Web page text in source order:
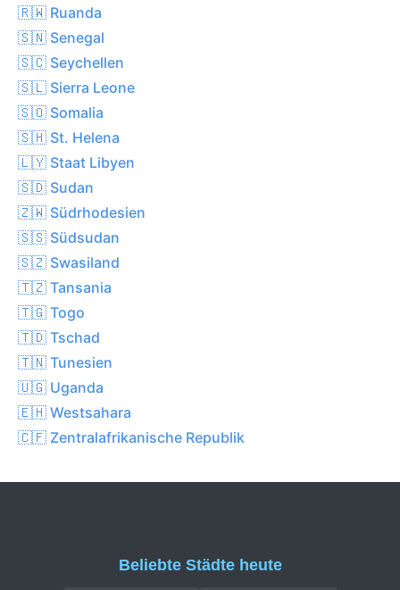
🇷🇼 Ruanda
🇸🇳 Senegal
🇸🇨 Seychellen
🇸🇱 Sierra Leone
🇸🇴 Somalia
🇸🇭 St. Helena
🇱🇾 Staat Libyen
🇸🇩 Sudan
🇿🇼 Südrhodesien
🇸🇸 Südsudan
🇸🇿 Swasiland
🇹🇿 Tansania
🇹🇬 Togo
🇹🇩 Tschad
🇹🇳 Tunesien
🇺🇬 Uganda
🇪🇭 Westsahara
🇨🇫 Zentralafrikanische Republik
Beliebte Städte heute